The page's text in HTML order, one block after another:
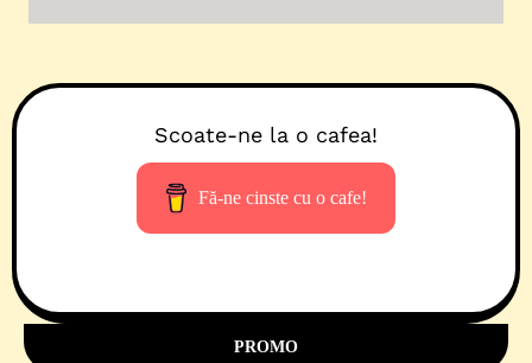
Scoate-ne la o cafea!
Fă-ne cinste cu o cafe!
PROMO